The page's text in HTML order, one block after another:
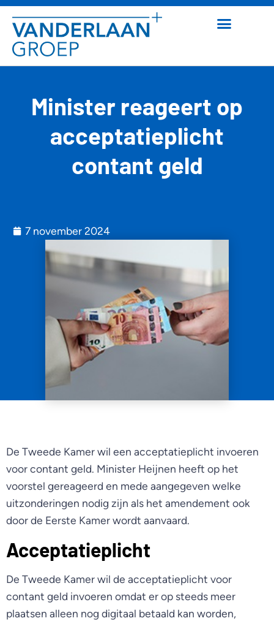
Minister reageert op
acceptatieplicht
contant geld
7 november 2024
De Tweede Kamer wil een acceptatieplicht invoeren
voor contant geld. Minister Heijnen heeft op het
voorstel gereageerd en mede aangegeven welke
uitzonderingen nodig zijn als het amendement ook
door de Eerste Kamer wordt aanvaard.
Acceptatieplicht
De Tweede Kamer wil de acceptatieplicht voor
contant geld invoeren omdat er op steeds meer
plaatsen alleen nog digitaal betaald kan worden,